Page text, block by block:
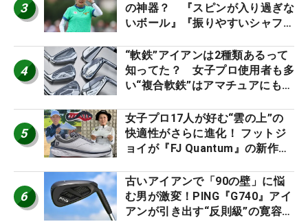
3
の神器？ 『スピンが入り過ぎな
いボール』『振りやすいシャフ
ー』 #女子プロセッティング
4
“軟鉄”アイアンは2種類あるって
知ってた？ 女子プロ使用者も多
い“複合軟鉄”はアマチュアにもオ
5
女子プロ17人が好む“雲の上”の
快適性がさらに進化！ フットジ
ョイが『FJ Quantum』の新作を
6
古いアイアンで「90の壁」に悩
む男が激変！PING『G740』アイ
アンが引き出す“反則級”の寛容性